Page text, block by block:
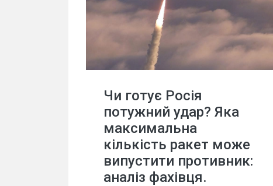
Чи готує Росія
потужний удар? Яка
максимальна
кількість ракет може
випустити противник:
аналіз фахівця.